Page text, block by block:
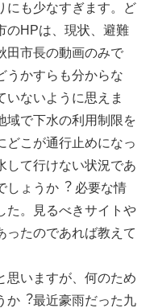
にも少なすぎます。ど
のHPは、現状、避難
⽥市⻑の動画のみで
うかすらも分からな
いないように思えま
域で下⽔の利⽤制限を
どこが通⾏⽌めになっ
して⾏けない状況であ
しょうか︖ 必要な情
た。⾒るべきサイトや
ったのであれば教えて
思いますが、何のため
か︖最近豪⾬だった九